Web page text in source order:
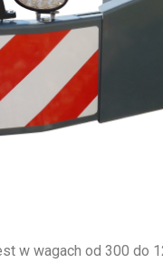
w wagach od 300 do